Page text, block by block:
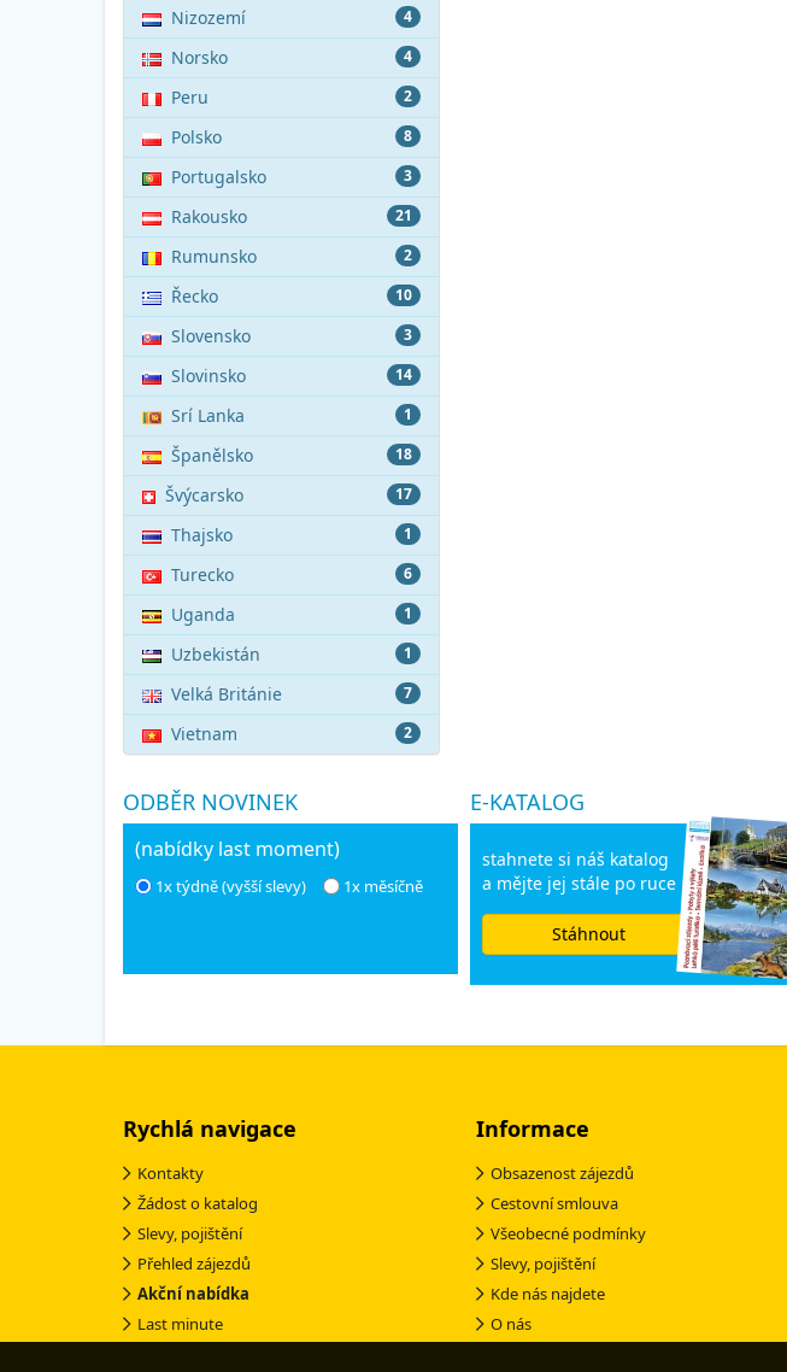
4
Nizozemí
4
Norsko
2
Peru
8
Polsko
3
Portugalsko
21
Rakousko
2
Rumunsko
10
Řecko
3
Slovensko
14
Slovinsko
1
Srí Lanka
18
Španělsko
17
Švýcarsko
1
Thajsko
6
Turecko
1
Uganda
1
Uzbekistán
7
Velká Británie
2
Vietnam
ODBĚR NOVINEK
(nabídky last moment)
1x týdně (vyšší slevy) 1x měsíčně
E-KATALOG
stahnete si náš katalog
a mějte jej stále po ruce
Stáhnout
Rychlá navigace
Kontakty
Žádost o katalog
Slevy, pojištění
Přehled zájezdů
Akční nabídka
Last minute
Informace
Obsazenost zájezdů
Cestovní smlouva
Všeobecné podmínky
Slevy, pojištění
Kde nás najdete
O nás